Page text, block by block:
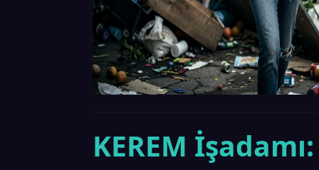
KEREM İşadamı: